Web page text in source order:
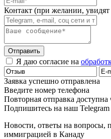
Контакт (при желании, увидят
Отправить
Я даю согласие на
Заявка успешно отправлена
Введите номер телефона
Повторная отправка доступна
Подпишитесь на наш Telegram
Новости, ответы на вопросы,
иммиграцией в Канаду